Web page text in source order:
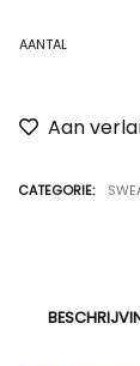
AANTAL
Aan
CATEGORIE: